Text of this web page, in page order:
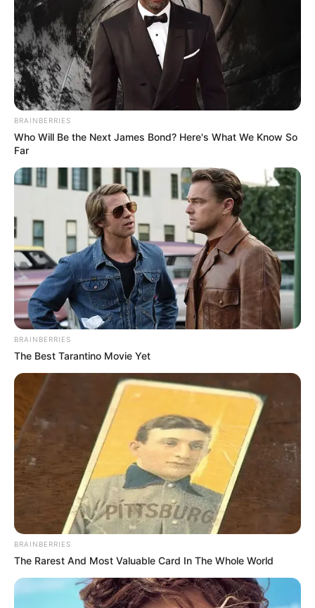
MARTA LUCÍA RAMIREZ
Establecen medidas de
seguridad por visita de la
vicepresidenta al Huila
NOTICIAS ANTIOQUIA
Buscan predio para
albergar a las 317 familias
damnificadas en Dabeiba,
Antioquia
URIBE
CARGAR MÁS
TEMAS DESTACADOS
EMERGENCIAS POR LLUVIAS
LIGA BETPLAY
METRO DE MEDELLÍN
CORTES DE LUZ
CORTES DE AGUA
BRAINBERRIES
Who Will Be the Next James Bond? Here's What We Know So
Far
BRAINBERRIES
The Best Tarantino Movie Yet
BRAINBERRIES
The Rarest And Most Valuable Card In The Whole World